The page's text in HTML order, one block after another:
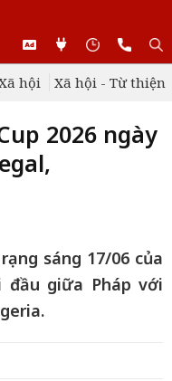
hội Xã hội - Từ thiện
2026 ngày
sáng 17/06 của
đầu giữa Pháp với